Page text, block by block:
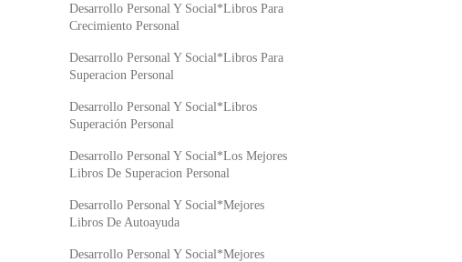
Desarrollo Personal Y Social*Libros Para
Crecimiento Personal
Desarrollo Personal Y Social*Libros Para
Superacion Personal
Desarrollo Personal Y Social*Libros
Superación Personal
Desarrollo Personal Y Social*Los Mejores
Libros De Superacion Personal
Desarrollo Personal Y Social*Mejores
Libros De Autoayuda
Desarrollo Personal Y Social*Mejores